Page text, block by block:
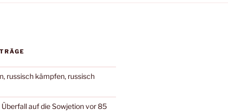
russisch kämpfen, russisch
auf die Sowjetion vor 85